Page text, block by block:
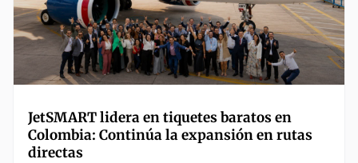
JetSMART lidera en tiquetes baratos en
Colombia: Continúa la expansión en rutas
directas